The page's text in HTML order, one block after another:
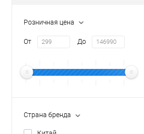
Розничная цена
От До
Страна бренда